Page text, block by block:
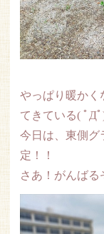
やっぱり暖かく
てきている( ﾟД
今日は、東側グ
定！！
さあ！がんばる